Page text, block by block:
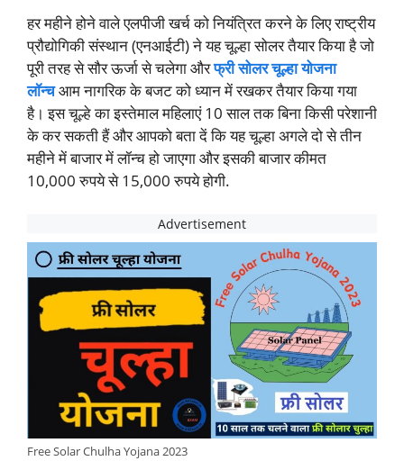
हर महीने होने वाले एलपीजी खर्च को नियंत्रित करने के लिए राष्ट्रीय
प्रौद्योगिकी संस्थान (एनआईटी) ने यह चूल्हा सोलर तैयार किया है जो
पूरी तरह से सौर ऊर्जा से चलेगा औरफ्री सोलर चूल्हा योजना
लॉन्चआम नागरिक के बजट को ध्यान में रखकर तैयार किया गया
है। इस चूल्हे का इस्तेमाल महिलाएं 10 साल तक बिना किसी परेशानी
के कर सकती हैं और आपको बता दें कि यह चूल्हा अगले दो से तीन
महीने में बाजार में लॉन्च हो जाएगा और इसकी बाजार कीमत
10,000 रुपये से 15,000 रुपये होगी.
Free Solar Chulha Yojana 2023